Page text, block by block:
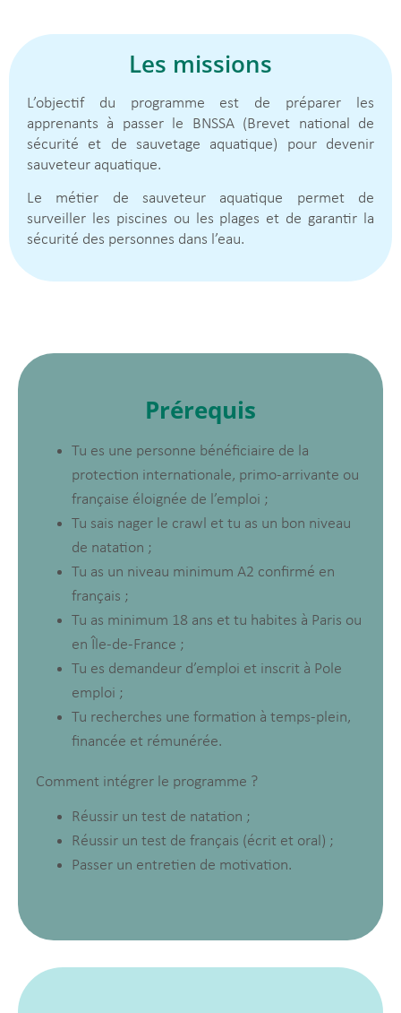
Les missions
L’objectif du programme est de préparer les
apprenants à passer le BNSSA (Brevet national de
sécurité et de sauvetage aquatique) pour devenir
sauveteur aquatique.
Le métier de sauveteur aquatique permet de
surveiller les piscines ou les plages et de garantir la
sécurité des personnes dans l’eau.
Prérequis
Tu es une personne bénéficiaire de la
protection internationale, primo-arrivante ou
française éloignée de l’emploi ;
Tu sais nager le crawl et tu as un bon niveau
de natation ;
Tu as un niveau minimum A2 confirmé en
français ;
Tu as minimum 18 ans et tu habites à Paris ou
en Île-de-France ;
Tu es demandeur d’emploi et inscrit à Pole
emploi ;
Tu recherches une formation à temps-plein,
financée et rémunérée.
Comment intégrer le programme ?
Réussir un test de natation ;
Réussir un test de français (écrit et oral) ;
Passer un entretien de motivation.